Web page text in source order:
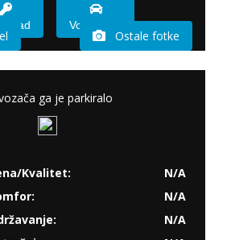
sad Vozio sam
Ostale fotke
ga je parkiralo
Kvalitet:
N/A
N/A
N/A